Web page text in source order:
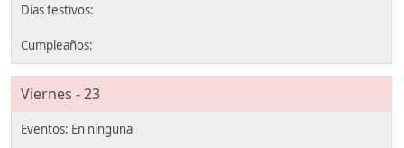
Viernes - 23